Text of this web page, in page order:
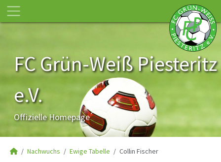
FC Grün-Weiß Piesteritz
e.V.
Offizielle Homepage
Nachwuchs Ewige Tabelle Collin Fischer